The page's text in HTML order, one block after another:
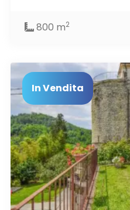
800 m2
In Vendita